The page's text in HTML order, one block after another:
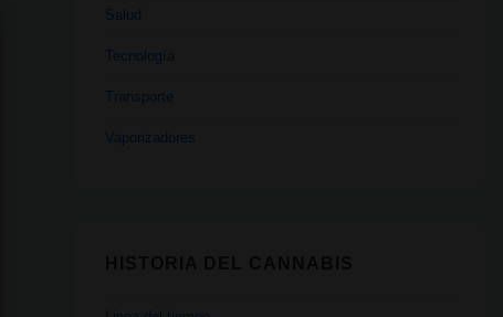
Salud
Tecnología
Transporte
Vaporizadores